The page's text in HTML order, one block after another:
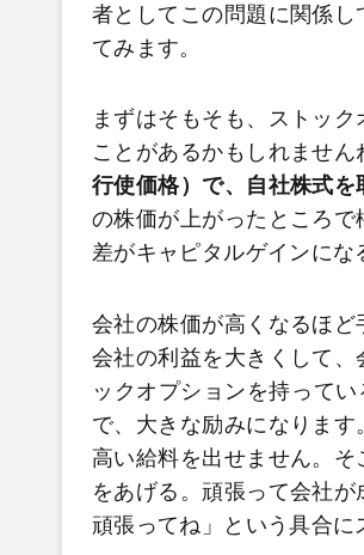
者としてこの問題に関係
てみます。
まずはそもそも、ストッ
ことがあるかもしれません
行使価格）で、自社株式を
の株価が上がったところ
差がキャピタルゲインにな
会社の株価が高くなるほど
会社の利益を大きくして
ックオプションを持って
で、大きな励みになりま
高い給料を出せません。
をあげる。頑張って会社
頑張ってね」という具合に